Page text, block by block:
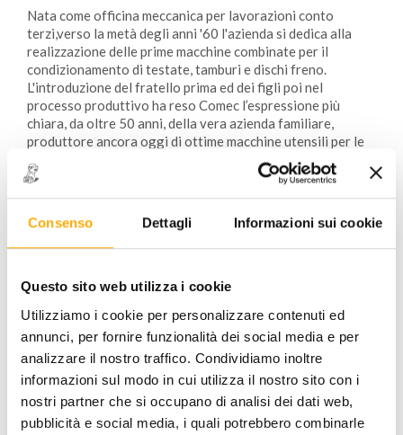
Consenso Dettagli Informazioni sui cookie
Questo sito web utilizza i cookie
Utilizziamo i cookie per personalizzare contenuti ed
annunci, per fornire funzionalità dei social media e per
analizzare il nostro traffico. Condividiamo inoltre
informazioni sul modo in cui utilizza il nostro sito con i
nostri partner che si occupano di analisi dei dati web,
pubblicità e social media, i quali potrebbero combinarle
Nata come officina meccanica per lavorazioni conto
terzi,verso la metà degli anni '60 l'azienda si dedica alla
realizzazione delle prime macchine combinate per il
condizionamento di testate, tamburi e dischi freno.
L'introduzione del fratello prima ed dei figli poi nel
processo produttivo ha reso Comec l’espressione più
chiara, da oltre 50 anni, della vera azienda familiare,
produttore ancora oggi di ottime macchine utensili per le
lavorazioni specifiche dell'officina.
www.comecpn.com/it
VIDEO